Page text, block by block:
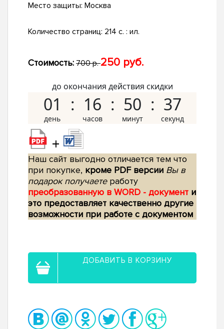
Место защиты: Москва
Количество страниц: 214 с. : ил.
Стоимость: 700 р.250 руб.
до окончания действия скидки
01 16 50 36
+
Наш сайт выгодно отличается тем что
при покупке, кроме PDF версии Вы в
подарок получаетеработу
преобразованную в WORD - документ и
это предоставляет качественно другие
возможности при работе с документом
ДОБАВИТЬ В КОРЗИНУ